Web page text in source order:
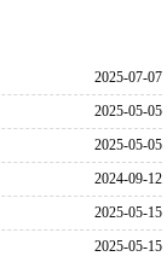
2025-07-07
2025-05-05
2025-05-05
2024-09-12
2025-05-15
2025-05-15